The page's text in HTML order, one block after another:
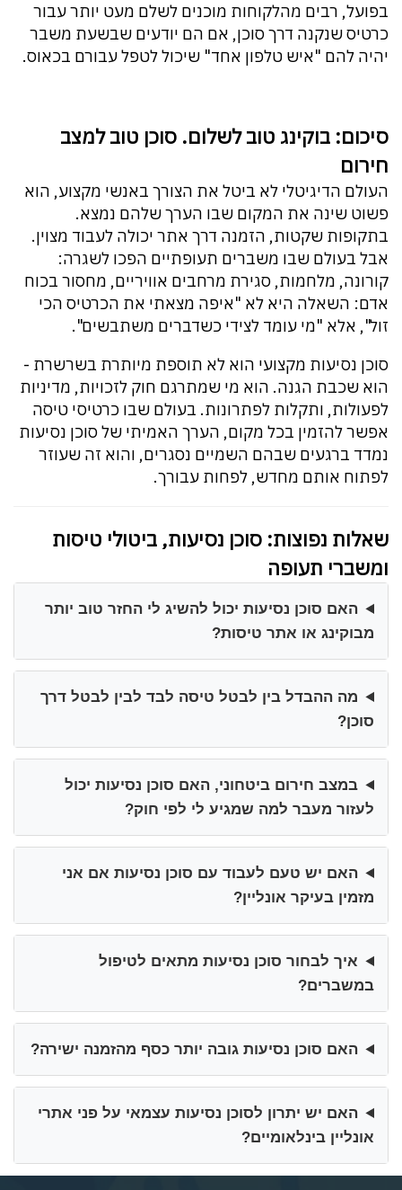
בפועל, רבים מהלקוחות מוכנים לשלם מעט יותר עבור
כרטיס שנקנה דרך סוכן, אם הם יודעים שבשעת משבר
יהיה להם "איש טלפון אחד" שיכול לטפל עבורם בכאוס.
סיכום: בוקינג טוב לשלום. סוכן טוב למצב
חירום
העולם הדיגיטלי לא ביטל את הצורך באנשי מקצוע, הוא
פשוט שינה את המקום שבו הערך שלהם נמצא.
בתקופות שקטות, הזמנה דרך אתר יכולה לעבוד מצוין.
אבל בעולם שבו משברים תעופתיים הפכו לשגרה:
קורונה, מלחמות, סגירת מרחבים אוויריים, מחסור בכוח
אדם: השאלה היא לא "איפה מצאתי את הכרטיס הכי
זול", אלא "מי עומד לצידי כשדברים משתבשים".
סוכן נסיעות מקצועי הוא לא תוספת מיותרת בשרשרת -
הוא שכבת הגנה. הוא מי שמתרגם חוק לזכויות, מדיניות
לפעולות, ותקלות לפתרונות. בעולם שבו כרטיסי טיסה
אפשר להזמין בכל מקום, הערך האמיתי של סוכן נסיעות
נמדד ברגעים שבהם השמיים נסגרים, והוא זה שעוזר
לפתוח אותם מחדש, לפחות עבורך.
שאלות נפוצות: סוכן נסיעות, ביטולי טיסות
ומשברי תעופה
האם סוכן נסיעות יכול להשיג לי החזר טוב יותר
מבוקינג או אתר טיסות?
מה ההבדל בין לבטל טיסה לבד לבין לבטל דרך
סוכן?
במצב חירום ביטחוני, האם סוכן נסיעות יכול
לעזור מעבר למה שמגיע לי לפי חוק?
האם יש טעם לעבוד עם סוכן נסיעות אם אני
מזמין בעיקר אונליין?
איך לבחור סוכן נסיעות מתאים לטיפול
במשברים?
האם סוכן נסיעות גובה יותר כסף מהזמנה ישירה?
האם יש יתרון לסוכן נסיעות עצמאי על פני אתרי
אונליין בינלאומיים?